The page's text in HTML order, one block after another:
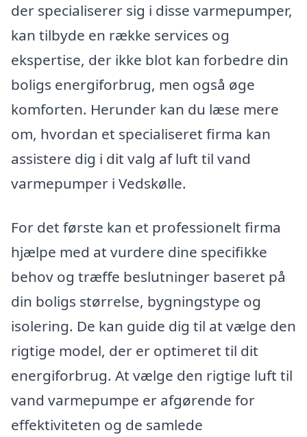
der specialiserer sig i disse varmepumper,
kan tilbyde en række services og
ekspertise, der ikke blot kan forbedre din
boligs energiforbrug, men også øge
komforten. Herunder kan du læse mere
om, hvordan et specialiseret firma kan
assistere dig i dit valg af luft til vand
varmepumper i Vedskølle.
For det første kan et professionelt firma
hjælpe med at vurdere dine specifikke
behov og træffe beslutninger baseret på
din boligs størrelse, bygningstype og
isolering. De kan guide dig til at vælge den
rigtige model, der er optimeret til dit
energiforbrug. At vælge den rigtige luft til
vand varmepumpe er afgørende for
effektiviteten og de samlede